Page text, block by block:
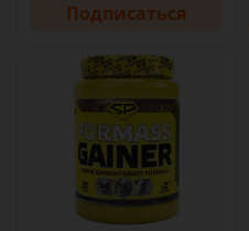
Подписаться